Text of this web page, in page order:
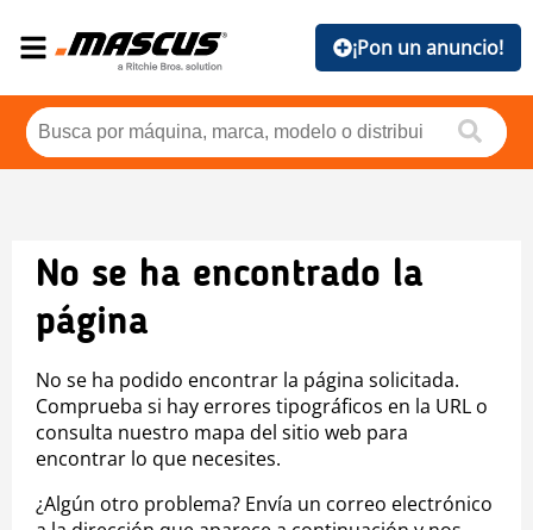
¡Pon un anuncio!
No se ha encontrado la
página
No se ha podido encontrar la página solicitada.
Comprueba si hay errores tipográficos en la URL o
consulta nuestro mapa del sitio web para
encontrar lo que necesites.
¿Algún otro problema? Envía un correo electrónico